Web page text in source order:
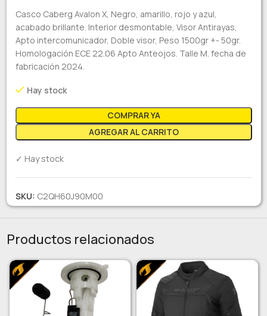
Casco Caberg Avalon X, Negro, amarillo, rojo y azul,
acabado brillante. Interior desmontable, Visor Antirayas,
Apto intercomunicador, Doble visor, Peso 1500gr +- 50gr.
Homologación ECE 22.06 Apto Anteojos. Talle M. fecha de
fabricación 2024.
Hay stock
AGREGAR AL CARRITO
COMPRAR YA
✓ Hay stock
SKU: C2QH60J90M00
Productos relacionados